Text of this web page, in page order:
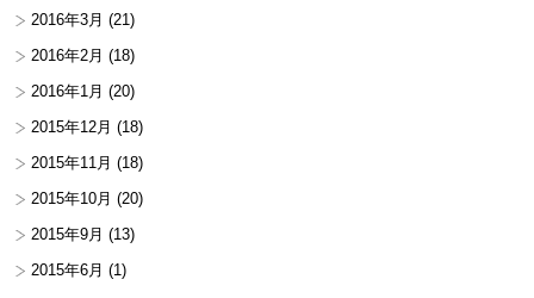
2016年3月 (21)
2016年2月 (18)
2016年1月 (20)
2015年12月 (18)
2015年11月 (18)
2015年10月 (20)
2015年9月 (13)
2015年6月 (1)